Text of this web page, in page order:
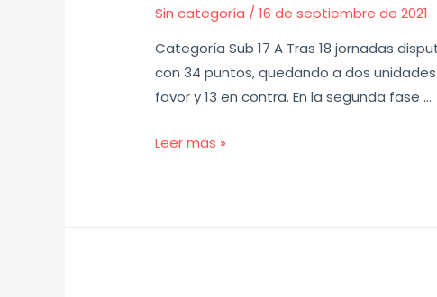
Sin categoría /16 de septiembre de 2021
Categoría Sub 17 A Tras 18 jornadas
con 34 puntos, quedando a dos
favor y 13 en contra. En la segunda fase …
Leer más »